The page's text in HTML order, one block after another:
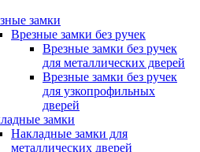
замки
Врезные замки без ручек
Врезные замки без ручек
для металлических дверей
Врезные замки без ручек
для узкопрофильных
дверей
замки
Накладные замки для
металлических дверей